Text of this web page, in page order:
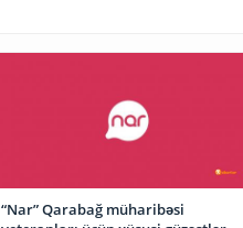
“Nar” Qarabağ müharibəsi